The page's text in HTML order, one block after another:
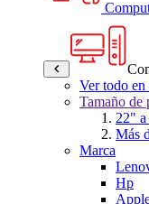
Ver todo
Tamaño de
22"
Más
Marca
Hp